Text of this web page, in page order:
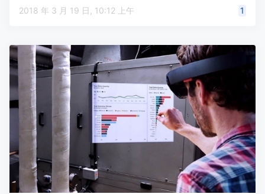
2018 年 3 月 19 日, 10:12 上午 1